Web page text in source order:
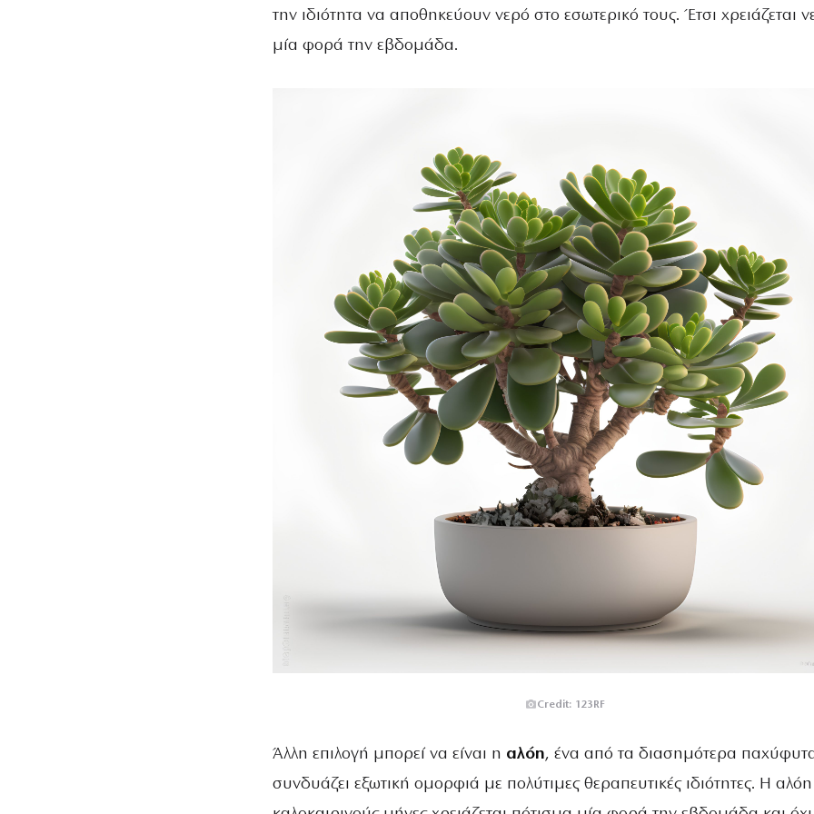
την ιδιότητα να αποθηκεύουν νερό στο εσωτερικό τους. Έτσι χρειάζεται
μία φορά την εβδομάδα.
Credit: 123RF
Άλλη επιλογή μπορεί να είναι η αλόη, ένα από τα διασημότερα
συνδυάζει εξωτική ομορφιά με πολύτιμες θεραπευτικές ιδιότητες. Η